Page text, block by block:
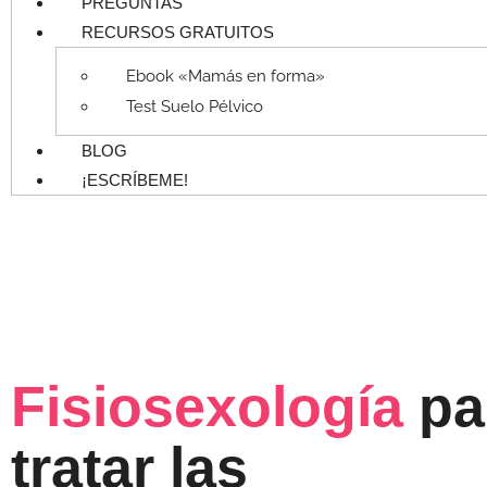
RECURSOS GRATUITOS
Ebook «Mamás en forma»
Test Suelo Pélvico
BLOG
¡ESCRÍBEME!
Fisiosexología
tratar las